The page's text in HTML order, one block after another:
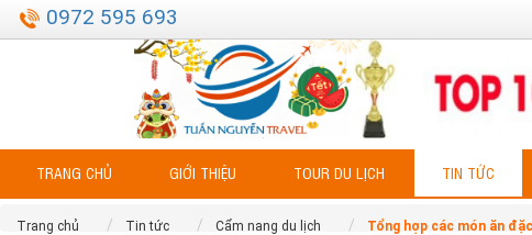
0972 595 693
TRANG CHỦ GIỚI THIỆU TOUR DU LỊCH TIN TỨC
Trang chủ Tin tức Cẩm nang du lịch Tổng hợp các món ăn